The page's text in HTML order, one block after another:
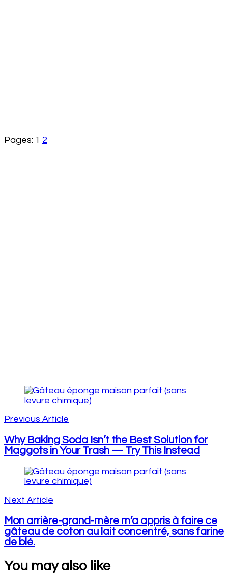
Pages: 1 2
Post
Navigation
Previous Article
Why Baking Soda Isn’t the Best Solution for
Maggots in Your Trash — Try This Instead
Next Article
Mon arrière-grand-mère m’a appris à faire ce
gâteau de coton au lait concentré, sans farine
de blé.
You may also like